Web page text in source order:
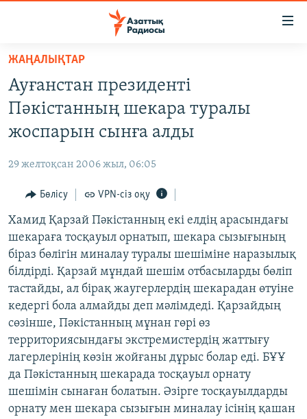
Skip
main
content
to
main
Search
САЯСАТ
АДАМ ҚҰҚЫҚТАРЫ
ӘЛЕУМЕТ
ӘЛЕМ
АРНАЙЫ ЖОБАЛАР
Русский
ЖАЗЫЛЫҢЫЗ
Басқа тілдерде
ЖАҢАЛЫҚТАР
Ауғанстан президенті
Пәкістанның шекара туралы
жоспарын сынға алды
29 желтоқсан 2006 жыл, 06:05
Бөлісу VPN-сіз оқу
Хамид Қарзай Пәкістанның екі елдің арасындағы
шекараға тосқауыл орнатып, шекара сызығының
біраз бөлігін миналау туралы шешіміне наразылық
білдірді. Қарзай мұндай шешім отбасыларды бөліп
тастайды, ал бірақ жаугерлердің шекарадан өтуіне
кедергі бола алмайды деп мәлімдеді. Қарзайдың
сөзінше, Пәкістанның мұнан гөрі өз
территориясындағы экстремистердің жаттығу
лагерлерінің көзін жойғаны дұрыс болар еді. БҰҰ
да Пәкістанның шекарада тосқауыл орнату
шешімін сынаған болатын. Әзірге тосқауылдарды
орнату мен шекара сызығын миналау ісінің қашан